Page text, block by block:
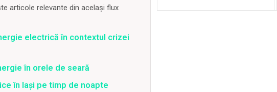
articole relevante din același flux
electrică în contextul crizei
în orele de seară
în Iași pe timp de noapte